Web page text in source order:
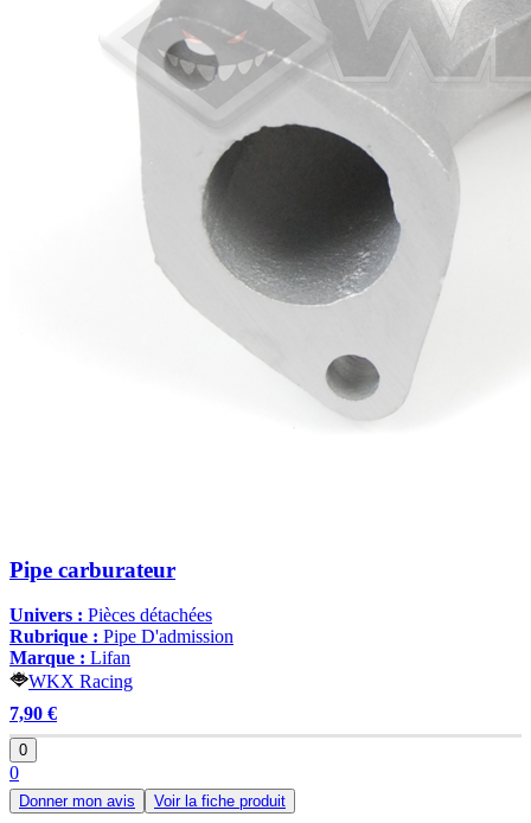
Pipe carburateur
Univers : Pièces détachées
Rubrique : Pipe D'admission
Marque : Lifan
WKX Racing
7,90 €
0
0
Donner mon avis Voir la fiche produit